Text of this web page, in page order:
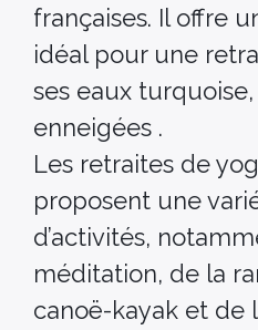
françaises. Il offre
idéal pour une
ses eaux
enneigées .
Les retraites de
proposent une
d’activités,
méditation, de la
canoë-kayak et de